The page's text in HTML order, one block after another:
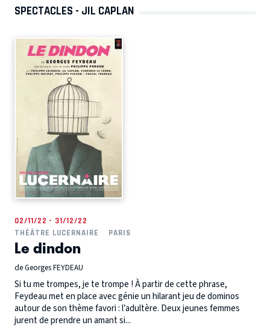
SPECTACLES - JIL CAPLAN
02/11/22 - 31/12/22
THÉÂTRE LUCERNAIRE
PARIS
Le dindon
de Georges FEYDEAU
Si tu me trompes, je te trompe ! À partir de cette phrase,
Feydeau met en place avec génie un hilarant jeu de dominos
autour de son thème favori : l’adultère. Deux jeunes femmes
jurent de prendre un amant si...